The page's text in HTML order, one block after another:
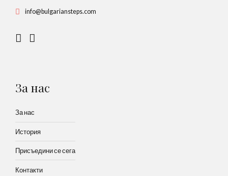
info@bulgariansteps.com
За нас
За нас
История
Присъедини се сега
Контакти